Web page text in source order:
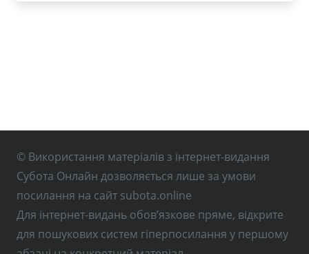
© Використання матеріалів з інтернет-видання
Субота Онлайн дозволяється лише за умови
посилання на сайт subota.online
Для інтернет-видань обов’язкове пряме, відкрите
для пошукових систем гіперпосилання у першому